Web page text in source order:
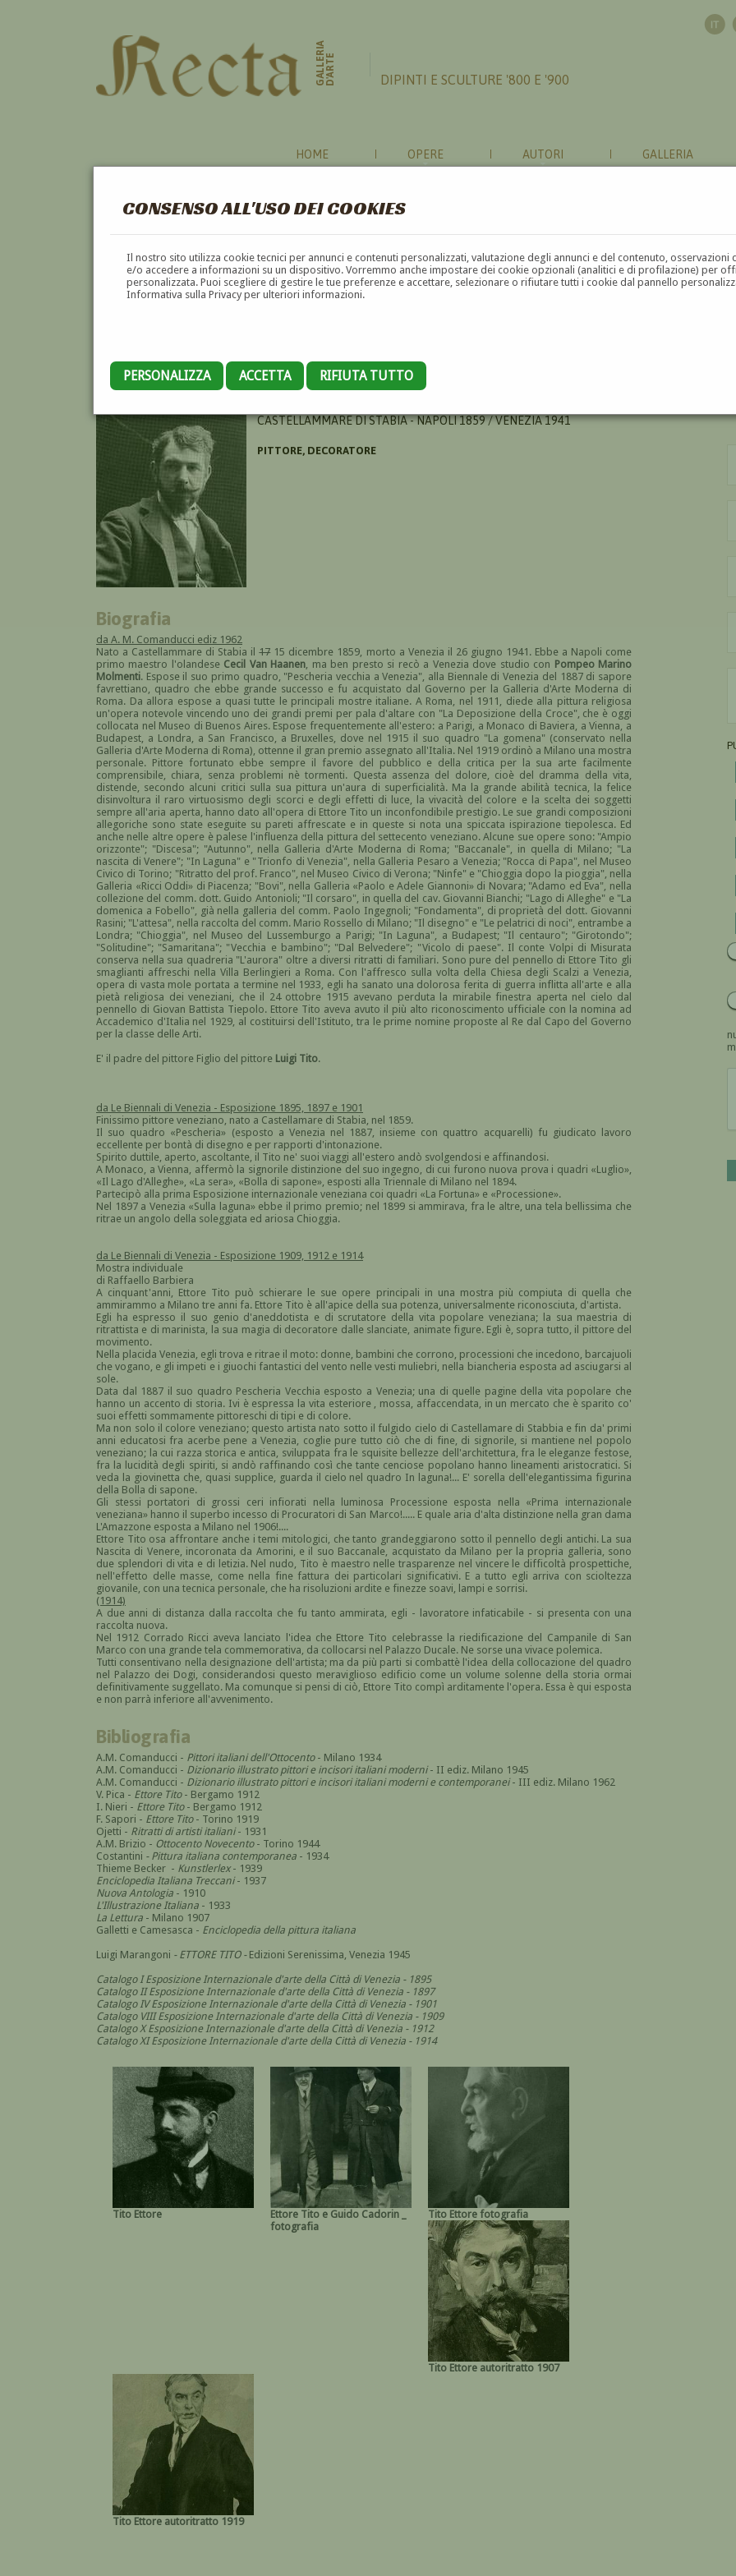
CONSENSO ALL'USO DEI COOKIES
Il nostro sito utilizza cookie tecnici per annunci e contenuti personalizzati, valutazione degli annunci e del contenuto,
e/o accedere a informazioni su un dispositivo. Vorremmo anche impostare dei cookie opzionali (analitici e di profilazione) per
personalizzata. Puoi scegliere di gestire le tue preferenze e accettare, selezionare o rifiutare tutti i cookie dal pannello
Informativa sulla Privacy per ulteriori informazioni.
PERSONALIZZA ACCETTA RIFIUTA TUTTO
GALLERIAD'ARTE DIPINTI E SCULTURE '800 E '900
HOME OPERE AUTORI GALLERIA
ETTORE TITO
CASTELLAMMARE DI STABIA - NAPOLI 1859 / VENEZIA 1941
PITTORE, DECORATORE
Biografia
da A. M. Comanducci ediz 1962
Nato a Castellammare di Stabia il1715 dicembre 1859, morto a Venezia il 26 giugno 1941. Ebbe a Napoli come
primo maestro l'olandese Cecil Van Haanen , ma ben presto si recò a Venezia dove studio con Pompeo Marino
Molmenti. Espose il suo primo quadro, "Pescheria vecchia a Venezia", alla Biennale di Venezia del 1887 di sapore
favrettiano, quadro che ebbe grande successo e fu acquistato dal Governo per la Galleria d'Arte Moderna di
Roma. Da allora espose a quasi tutte le principali mostre italiane. A Roma, nel 1911, diede alla pittura religiosa
un'opera notevole vincendo uno dei grandi premi per pala d'altare con "La Deposizione della Croce", che è oggi
collocata nel Museo di Buenos Aires. Espose frequentemente all'estero: a Parigi, a Monaco di Baviera, a Vienna, a
Budapest, a Londra, a San Francisco, a Bruxelles, dove nel 1915 il suo quadro "La gomena" (conservato nella
Galleria d'Arte Moderna di Roma), ottenne il gran premio assegnato all'Italia. Nel 1919 ordinò a Milano una mostra
personale. Pittore fortunato ebbe sempre il favore del pubblico e della critica per la sua arte facilmente
comprensibile, chiara, senza problemi nè tormenti. Questa assenza del dolore, cioè del dramma della vita,
distende, secondo alcuni critici sulla sua pittura un'aura di superficialità. Ma la grande abilità tecnica, la felice
disinvoltura il raro virtuosismo degli scorci e degli effetti di luce, la vivacità del colore e la scelta dei soggetti
sempre all'aria aperta, hanno dato all'opera di Ettore Tito un inconfondibile prestigio. Le sue grandi composizioni
allegoriche sono state eseguite su pareti affrescate e in queste si nota una spiccata ispirazione tiepolesca. Ed
anche nelle altre opere è palese l'influenza della pittura del settecento veneziano. Alcune sue opere sono: "Ampio
orizzonte"; "Discesa"; "Autunno", nella Galleria d'Arte Moderna di Roma; "Baccanale", in quella di Milano; "La
nascita di Venere"; "In Laguna" e "Trionfo di Venezia", nella Galleria Pesaro a Venezia; "Rocca di Papa", nel Museo
Civico di Torino; "Ritratto del prof. Franco", nel Museo Civico di Verona; "Ninfe" e "Chioggia dopo la pioggia", nella
Galleria «Ricci Oddi» di Piacenza; "Bovi", nella Galleria «Paolo e Adele Giannoni» di Novara; "Adamo ed Eva", nella
collezione del comm. dott. Guido Antonioli; "Il corsaro", in quella del cav. Giovanni Bianchi; "Lago di Alleghe" e "La
domenica a Fobello", già nella galleria del comm. Paolo Ingegnoli; "Fondamenta", di proprietà del dott. Giovanni
Rasini; "L'attesa", nella raccolta del comm. Mario Rossello di Milano; "Il disegno" e "Le pelatrici di noci", entrambe a
Londra; "Chioggia", nel Museo del Lussemburgo a Parigi; "In Laguna", a Budapest; "Il centauro"; "Girotondo";
"Solitudine"; "Samaritana"; "Vecchia e bambino"; "Dal Belvedere"; "Vicolo di paese". Il conte Volpi di Misurata
conserva nella sua quadreria "L'aurora" oltre a diversi ritratti di familiari. Sono pure del pennello di Ettore Tito gli
smaglianti affreschi nella Villa Berlingieri a Roma. Con l'affresco sulla volta della Chiesa degli Scalzi a Venezia,
opera di vasta mole portata a termine nel 1933, egli ha sanato una dolorosa ferita di guerra inflitta all'arte e alla
pietà religiosa dei veneziani, che il 24 ottobre 1915 avevano perduta la mirabile finestra aperta nel cielo dal
pennello di Giovan Battista Tiepolo. Ettore Tito aveva avuto il più alto riconoscimento ufficiale con la nomina ad
Accademico d'Italia nel 1929, al costituirsi dell'Istituto, tra le prime nomine proposte al Re dal Capo del Governo
per la classe delle Arti.
E' il padre del pittore Figlio del pittore Luigi Tito.
da Le Biennali di Venezia - Esposizione 1895, 1897 e 1901
Finissimo pittore veneziano, nato a Castellamare di Stabia, nel 1859.
Il suo quadro «Pescheria» (esposto a Venezia nel 1887, insieme con quattro acquarelli) fu giudicato lavoro
eccellente per bontà di disegno e per rapporti d'intonazione.
Spirito duttile, aperto, ascoltante, il Tito ne' suoi viaggi all'estero andò svolgendosi e affinandosi.
A Monaco, a Vienna, affermò la signorile distinzione del suo ingegno, di cui furono nuova prova i quadri «Luglio»,
«Il Lago d'Alleghe», «La sera», «Bolla di sapone», esposti alla Triennale di Milano nel 1894.
Partecipò alla prima Esposizione internazionale veneziana coi quadri «La Fortuna» e «Processione».
Nel 1897 a Venezia «Sulla laguna» ebbe il primo premio; nel 1899 si ammirava, fra le altre, una tela bellissima che
ritrae un angolo della soleggiata ed ariosa Chioggia.
da Le Biennali di Venezia - Esposizione 1909, 1912 e 1914
Mostra individuale
di Raffaello Barbiera
A cinquant'anni, Ettore Tito può schierare le sue opere principali in una mostra più compiuta di quella che
ammirammo a Milano tre anni fa. Ettore Tito è all'apice della sua potenza, universalmente riconosciuta, d'artista.
Egli ha espresso il suo genio d'aneddotista e di scrutatore della vita popolare veneziana; la sua maestria di
ritrattista e di marinista, la sua magia di decoratore dalle slanciate, animate figure. Egli è, sopra tutto, il pittore del
movimento.
Nella placida Venezia, egli trova e ritrae il moto: donne, bambini che corrono, processioni che incedono, barcajuoli
che vogano, e gli impeti e i giuochi fantastici del vento nelle vesti muliebri, nella biancheria esposta ad asciugarsi al
sole.
Data dal 1887 il suo quadro Pescheria Vecchia esposto a Venezia; una di quelle pagine della vita popolare che
hanno un accento di storia. Ivi è espressa la vita esteriore , mossa, affaccendata, in un mercato che è sparito co'
suoi effetti sommamente pittoreschi di tipi e di colore.
Ma non solo il colore veneziano; questo artista nato sotto il fulgido cielo di Castellamare di Stabbia e fin da' primi
anni educatosi fra acerbe pene a Venezia, coglie pure tutto ciò che di fine, di signorile, si mantiene nel popolo
veneziano; la cui razza storica e antica, sviluppata fra le squisite bellezze dell'architettura, fra le eleganze festose,
fra la lucidità degli spiriti, si andò raffinando così che tante cenciose popolano hanno lineamenti aristocratici. Si
veda la giovinetta che, quasi supplice, guarda il cielo nel quadro In laguna!... E' sorella dell'elegantissima figurina
della Bolla di sapone.
Gli stessi portatori di grossi ceri infiorati nella luminosa Processione esposta nella «Prima internazionale
veneziana» hanno il superbo incesso di Procuratori di San Marco!..... E quale aria d'alta distinzione nella gran dama
L'Amazzone esposta a Milano nel 1906!....
Ettore Tito osa affrontare anche i temi mitologici, che tanto grandeggiarono sotto il pennello degli antichi. La sua
Nascita di Venere, incoronata da Amorini, e il suo Baccanale, acquistato da Milano per la propria galleria, sono
due splendori di vita e di letizia. Nel nudo, Tito è maestro nelle trasparenze nel vincere le difficoltà prospettiche,
nell'effetto delle masse, come nella fine fattura dei particolari significativi. E a tutto egli arriva con scioltezza
giovanile, con una tecnica personale, che ha risoluzioni ardite e finezze soavi, lampi e sorrisi.
(1914)
A due anni di distanza dalla raccolta che fu tanto ammirata, egli - lavoratore infaticabile - si presenta con una
raccolta nuova.
Nel 1912 Corrado Ricci aveva lanciato l'idea che Ettore Tito celebrasse la riedificazione del Campanile di San
Marco con una grande tela commemorativa, da collocarsi nel Palazzo Ducale. Ne sorse una vivace polemica.
Tutti consentivano nella designazione dell'artista; ma da più parti si combattè l'idea della collocazione del quadro
nel Palazzo dei Dogi, considerandosi questo meraviglioso edificio come un volume solenne della storia ormai
definitivamente suggellato. Ma comunque si pensi di ciò, Ettore Tito compì arditamente l'opera. Essa è qui esposta
e non parrà inferiore all'avvenimento.
Bibliografia
A.M. Comanducci - Pittori italiani dell'Ottocento- Milano 1934
A.M. Comanducci - Dizionario illustrato pittori e incisori italiani moderni- II ediz. Milano 1945
A.M. Comanducci - Dizionario illustrato pittori e incisori italiani moderni e contemporanei- III ediz. Milano 1962
V. Pica - Ettore Tito- Bergamo 1912
I. Nieri - Ettore Tito- Bergamo 1912
F. Sapori - Ettore Tito- Torino 1919
Ojetti - Ritratti di artisti italiani- 1931
A.M. Brizio - Ottocento Novecento- Torino 1944
Costantini - Pittura italiana contemporanea - 1934
Thieme Becker - Kunstlerlex- 1939
Enciclopedia Italiana Treccani- 1937
Nuova Antologia - 1910
L'Illustrazione Italiana - 1933
La Lettura - Milano 1907
Galletti e Camesasca - Enciclopedia della pittura italiana
Luigi Marangoni - ETTORE TITO - Edizioni Serenissima, Venezia 1945
Catalogo I Esposizione Internazionale d'arte della Città di Venezia - 1895
Catalogo II Esposizione Internazionale d'arte della Città di Venezia - 1897
Catalogo IV Esposizione Internazionale d'arte della Città di Venezia - 1901
Catalogo VIII Esposizione Internazionale d'arte della Città di Venezia - 1909
Catalogo X Esposizione Internazionale d'arte della Città di Venezia - 1912
Catalogo XI Esposizione Internazionale d'arte della Città di Venezia - 1914
Tito Ettore
Ettore Tito e Guido Cadorin _
fotografia
Tito Ettore fotografia
Tito Ettore autoritratto 1907
Tito Ettore autoritratto 1919